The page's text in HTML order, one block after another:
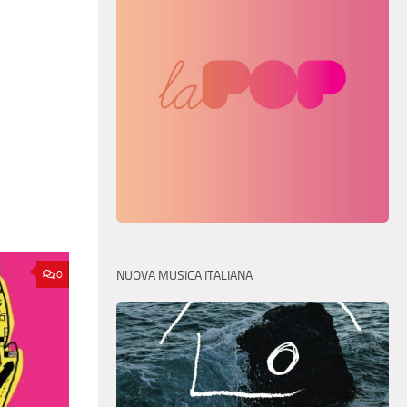
0 NUOVA MUSICA ITALIANA